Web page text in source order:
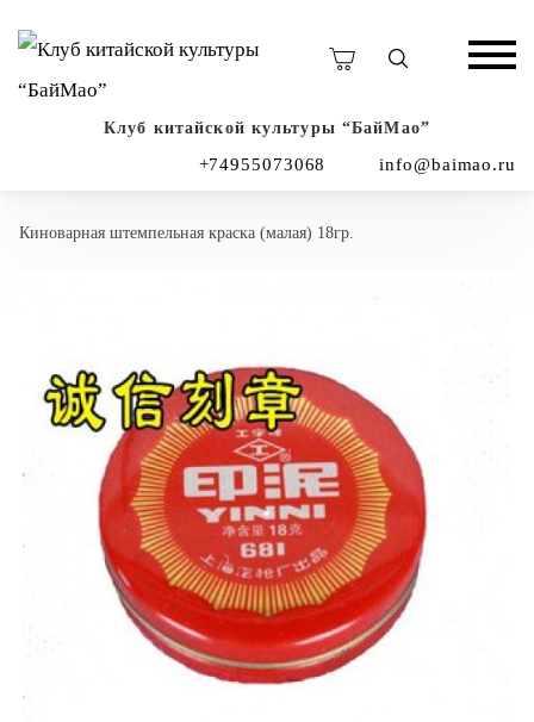
Клуб китайской культуры “БайМао”
+74955073068 info@baimao.ru
Киноварная штемпельная краска (малая) 18гр.